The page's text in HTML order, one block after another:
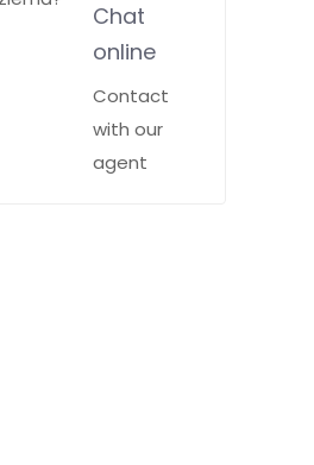
Chat
online
Contact
with our
agent